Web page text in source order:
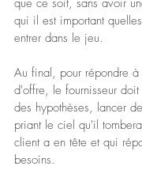
qui il est important
entrer dans le jeu.
Au final, pour répondre
d'offre, le fournisseur
des hypothèses, lancer
priant le ciel qu'il
client a en tête et qui
besoins.